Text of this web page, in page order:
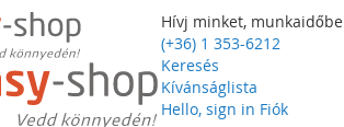
Hívj minket,
(+36) 1 353-6212
Keresés
Kívánságlista
Hello, sign in Fiók